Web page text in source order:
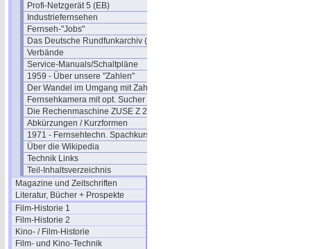
Profi-Netzgerät 5 (EB)
Industriefernsehen
Fernseh-"Jobs"
Das Deutsche Rundfunkarchiv (DRA)
Verbände
Service-Manuals/Schaltpläne
1959 - Über unsere "Zahlen"
Der Wandel im Umgang mit Zahlen
Fernsehkamera mit opt. Sucher
Die Rechenmaschine ZUSE Z 22
Abkürzungen / Kurzformen
1971 - Fernsehtechn. Spachkurs
Über die Wikipedia
Technik Links
Teil-Inhaltsverzeichnis
Magazine und Zeitschriften
Literatur, Bücher + Prospekte
Film-Historie 1
Film-Historie 2
Kino- / Film-Historie
Film- und Kino-Technik